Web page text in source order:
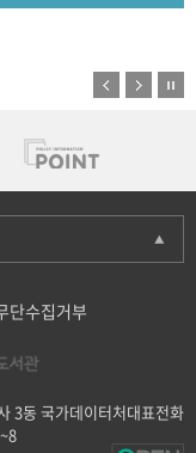
단수집거부
3동 국가데이터처대표전화